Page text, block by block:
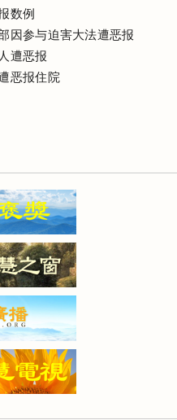
数例
因参与迫害大法遭恶报
遭恶报
恶报住院